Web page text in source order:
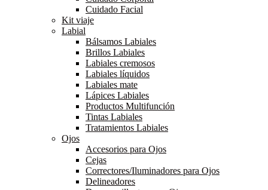
Cuidado Facial
Kit viaje
Labial
Bálsamos Labiales
Brillos Labiales
Labiales cremosos
Labiales líquidos
Labiales mate
Lápices Labiales
Productos Multifunción
Tintas Labiales
Tratamientos Labiales
Ojos
Accesorios para Ojos
Cejas
Correctores/Iluminadores para Ojos
Delineadores